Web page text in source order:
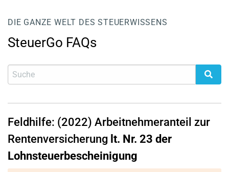
DIE GANZE WELT DES STEUERWISSENS
SteuerGo FAQs
Feldhilfe: (2022) Arbeitnehmeranteil zur
Rentenversicherung lt. Nr. 23 der
Lohnsteuerbescheinigung